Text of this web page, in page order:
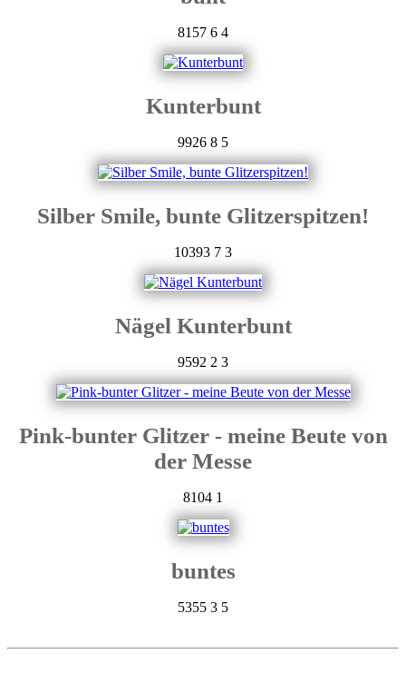
8157 6 4
Kunterbunt
9926 8 5
Silber Smile, bunte Glitzerspitzen!
10393 7 3
Nägel Kunterbunt
9592 2 3
Pink-bunter Glitzer - meine Beute von
der Messe
8104 1
buntes
5355 3 5